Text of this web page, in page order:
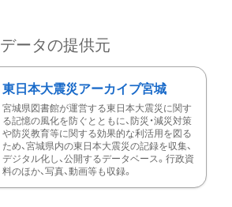
データの提供元
東日本大震災アーカイブ宮城
宮城県図書館が運営する東日本大震災に関す
る記憶の風化を防ぐとともに、防災・減災対策
や防災教育等に関する効果的な利活用を図る
ため、宮城県内の東日本大震災の記録を収集、
デジタル化し、公開するデータベース。行政資
料のほか、写真、動画等も収録。